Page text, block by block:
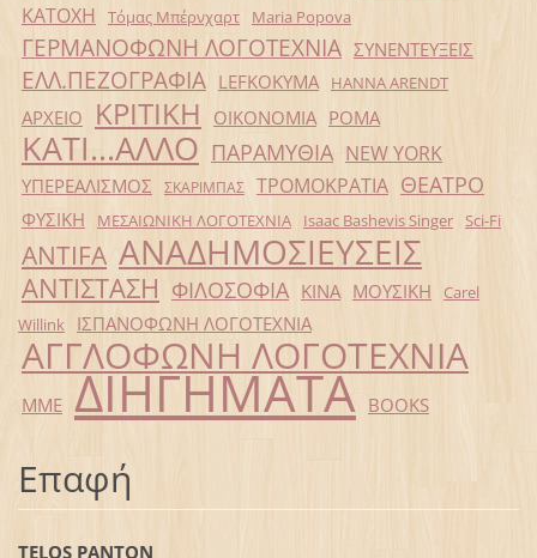
ΚΑΤΟΧΗ Τόμας Μπέρνχαρτ Maria Popova
ΓΕΡΜΑΝΟΦΩΝΗ ΛΟΓΟΤΕΧΝΙΑ ΣΥΝΕΝΤΕΥΞΕΙΣ
ΕΛΛ.ΠΕΖΟΓΡΑΦΙΑ LEFKOKYMA HANNA ARENDT
ΑΡΧΕΙΟ ΚΡΙΤΙΚΗ ΟΙΚΟΝΟΜΙΑ ΡΟΜΑ
ΚΑΤΙ...ΑΛΛΟ ΠΑΡΑΜΥΘΙΑ NEW YORK
ΥΠΕΡΕΑΛΙΣΜΟΣ ΣΚΑΡΙΜΠΑΣ ΤΡΟΜΟΚΡΑΤΙΑ ΘΕΑΤΡΟ
ΦΥΣΙΚΗ ΜΕΣΑΙΩΝΙΚΗ ΛΟΓΟΤΕΧΝΙΑ Isaac Bashevis Singer Sci-Fi
ANTIFA ΑΝΑΔΗΜΟΣΙΕΥΣΕΙΣ
ΑΝΤΙΣΤΑΣΗ ΦΙΛΟΣΟΦΙΑ ΚΙΝΑ ΜΟΥΣΙΚΗ
Carel
Willink
ΙΣΠΑΝΟΦΩΝΗ ΛΟΓΟΤΕΧΝΙΑ
ΑΓΓΛΟΦΩΝΗ ΛΟΓΟΤΕΧΝΙΑ
ΜΜΕ ΔΙΗΓΗΜΑΤΑ BOOKS
Επαφή
TELOS PANTON